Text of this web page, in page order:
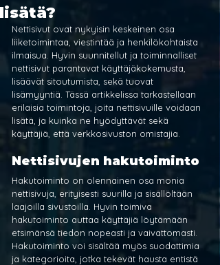
lisätä?
Nettisivut ovat nykyisin keskeinen osa
liiketoimintaa, viestintää ja henkilökohtaista
ilmaisua. Hyvin suunnitellut ja toiminnalliset
nettisivut parantavat käyttäjäkokemusta,
lisäävät sitoutumista, sekä tuovat
lisämyyntiä. Tässä artikkelissa tarkastellaan
erilaisia toimintoja, joita nettisivuille voidaan
lisätä, ja kuinka ne hyödyttävät sekä
käyttäjiä, että verkkosivuston omistajia.
Nettisivujen hakutoiminto
Hakutoiminto on olennainen osa monia
nettisivuja, erityisesti suurilla ja sisällöltään
laajoilla sivustoilla. Hyvin toimiva
hakutoiminto auttaa käyttäjiä löytämään
etsimänsä tiedon nopeasti ja vaivattomasti.
Hakutoiminto voi sisältää myös suodattimia
ja kategorioita, jotka tekevät hausta entistä